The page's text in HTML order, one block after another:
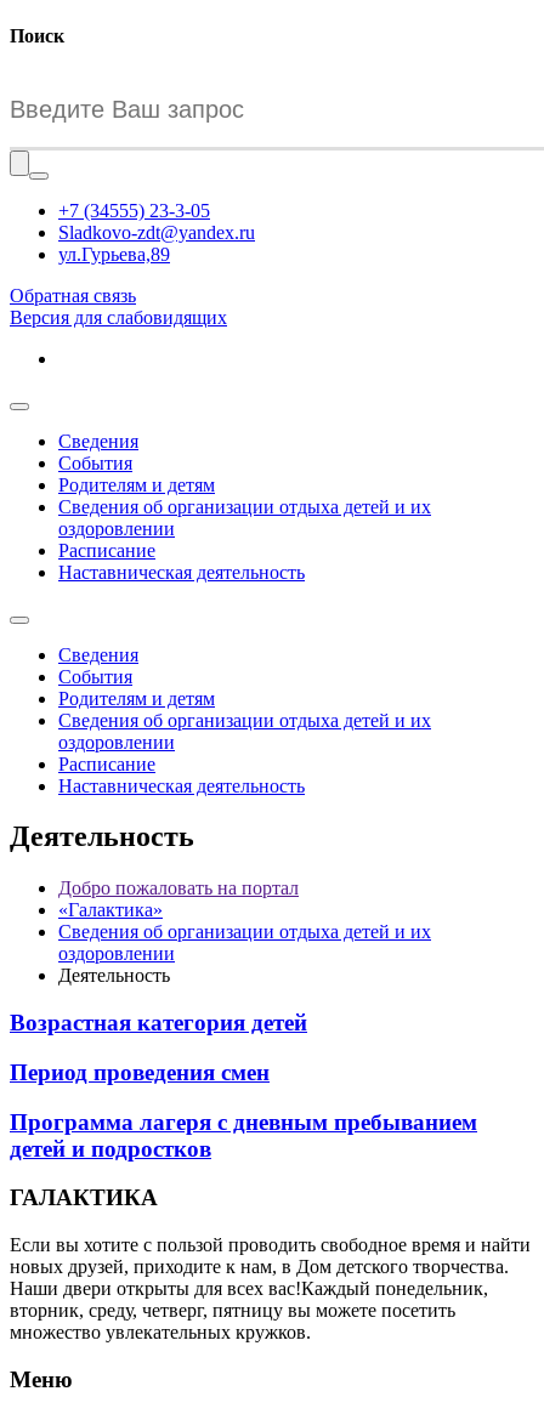
Поиск
+7 (34555) 23-3-05
Sladkovo-zdt@yandex.ru
ул.Гурьева,89
Обратная связь
Версия для слабовидящих
Сведения
События
Родителям и детям
Сведения об организации отдыха детей и их
оздоровлении
Расписание
Наставническая деятельность
Сведения
События
Родителям и детям
Сведения об организации отдыха детей и их
оздоровлении
Расписание
Наставническая деятельность
Деятельность
Добро пожаловать на портал
«Галактика»
Сведения об организации отдыха детей и их
оздоровлении
Деятельность
Возрастная категория детей
Период проведения смен
Программа лагеря с дневным пребыванием
детей и подростков
ГАЛАКТИКА
Если вы хотите с пользой проводить свободное время и найти
новых друзей, приходите к нам, в Дом детского творчества.
Наши двери открыты для всех вас!Каждый понедельник,
вторник, среду, четверг, пятницу вы можете посетить
множество увлекательных кружков.
Меню